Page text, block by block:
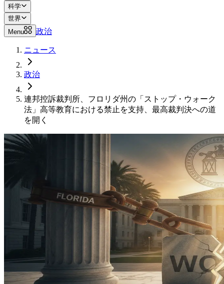
科学
世界
Menu
政治
ニュース
政治
連邦控訴裁判所、フロリダ州の「ストップ・ウォーク
法」高等教育における禁止を支持、最高裁判決への道
を開く